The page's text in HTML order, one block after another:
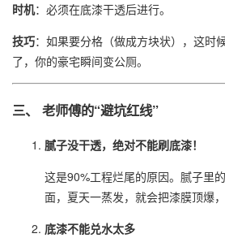
时机：必须在底漆干透后进行。
技巧：如果要分格（做成方块状），这时
了，你的豪宅瞬间变公厕。
三、 老师傅的“避坑红线”
腻子没干透，绝对不能刷底漆！
这是90%工程烂尾的原因。腻子里
面，夏天一蒸发，就会把漆膜顶爆
底漆不能兑水太多